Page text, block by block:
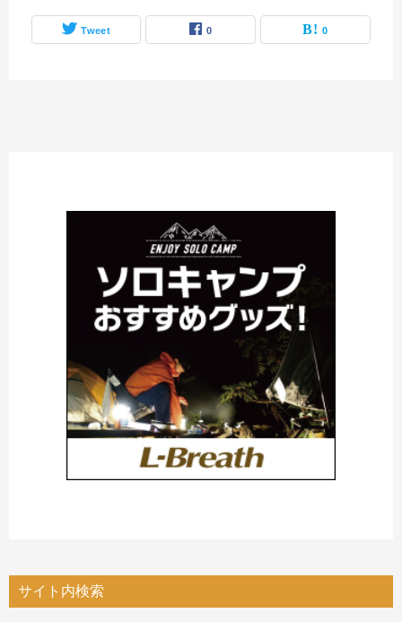
Tweet 0 0
サイト内検索